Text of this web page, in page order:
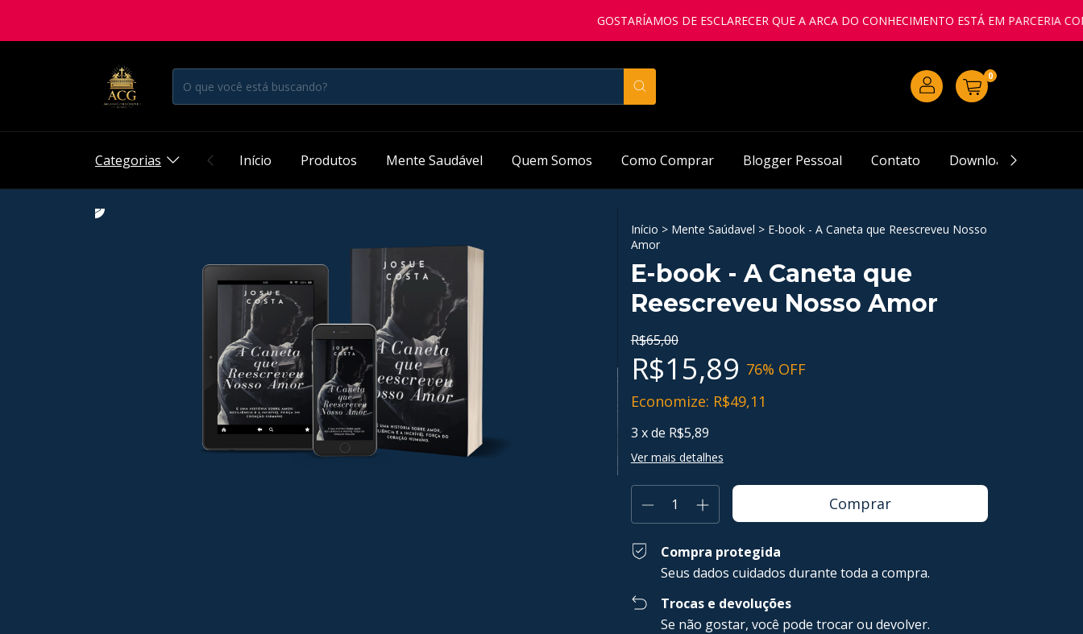
GOSTARÍAMOS DE ESCLARECER QUE A ARCA DO CONHECIMENTO ESTÁ EM PARCERIA COM
0
Categorias Início Produtos Mente Saudável Quem Somos Como Comprar Blogger Pessoal Contato Downloads
Início > Mente Saúdavel > E-book - A Caneta que Reescreveu Nosso
Amor
E-book - A Caneta que
Reescreveu Nosso Amor
R$65,00
R$15,89 76% OFF
Economize: R$49,11
3 x de R$5,89
Ver mais detalhes
Compra protegida
Seus dados cuidados durante toda a compra.
Trocas e devoluções
Se não gostar, você pode trocar ou devolver.